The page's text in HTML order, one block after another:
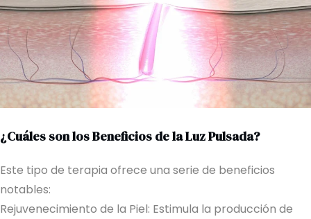
¿Cuáles son los Beneficios de la Luz Pulsada?
Este tipo de terapia ofrece una serie de beneficios
notables:
Rejuvenecimiento de la Piel: Estimula la producción de